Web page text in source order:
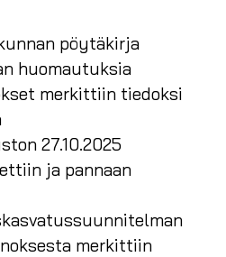
pöytäkirja
huomautuksia
merkittiin tiedoksi
27.10.2025
ja pannaan
merkittiin